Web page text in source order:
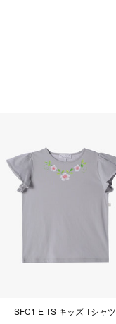
SFC1 E TS キッズ Tシャツ